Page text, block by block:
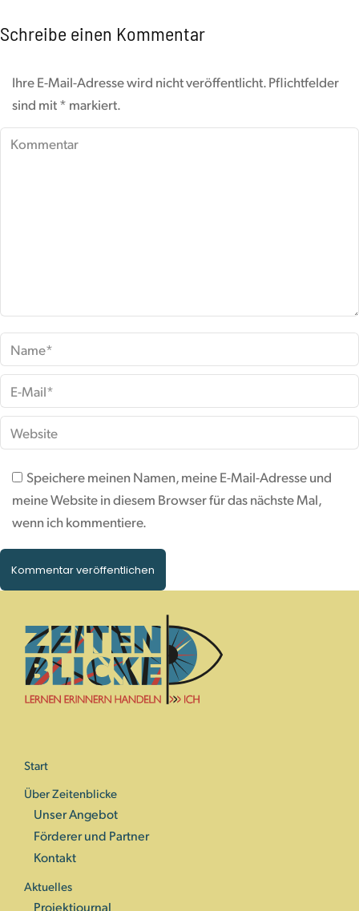
Schreibe einen Kommentar
Ihre E-Mail-Adresse wird nicht veröffentlicht. Pflichtfelder
sind mit* markiert.
Kommentar
Name *
E-Mail *
Website
Speichere meinen Namen, meine E-Mail-Adresse und
meine Website in diesem Browser für das nächste Mal,
wenn ich kommentiere.
Kommentar veröffentlichen
Start
Über Zeitenblicke
Unser Angebot
Förderer und Partner
Kontakt
Aktuelles
Projektjournal